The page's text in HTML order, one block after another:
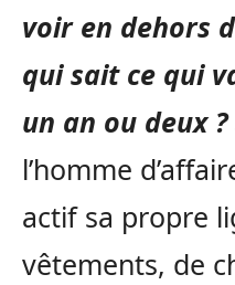
voir en dehors
qui sait ce qui
un an ou deux ?
l’homme
actif sa propre
vêtements, de